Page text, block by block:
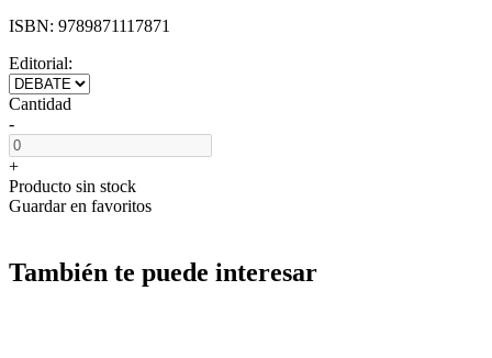
ISBN: 9789871117871
Editorial:
Cantidad
-
+
Producto sin stock
Guardar en favoritos
También te puede interesar